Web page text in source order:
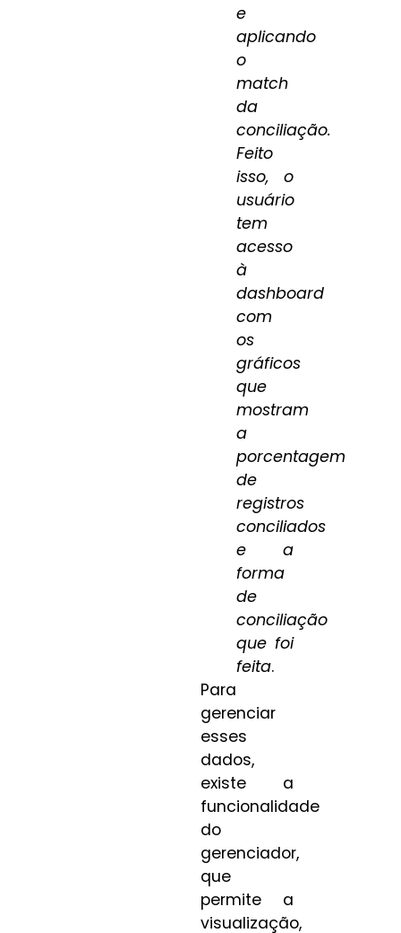
e
aplicando
o
match
da
conciliação.
Feito
isso, o
usuário
tem
acesso
à
dashboard
com
os
gráficos
que
mostram
a
porcentagem
de
registros
conciliados
e a
forma
de
conciliação
que foi
feita.
Para
gerenciar
esses
dados,
existe a
funcionalidade
do
gerenciador,
que
permite a
visualização,